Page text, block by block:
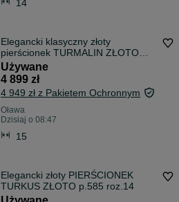
14
Elegancki klasyczny złoty
pierścionek TURMALIN ZŁOTO
p.585 roz.15
Używane
4 899 zł
4 949 zł z Pakietem Ochronnym
Oława
Dzisiaj o 08:47
15
Elegancki złoty PIERŚCIONEK
TURKUS ZŁOTO p.585 roz.14